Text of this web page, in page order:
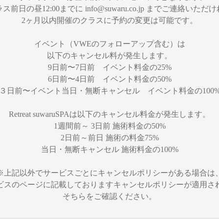
ス前日の昼12:00までに info@suwaru.co.jp までご連絡いただけ
2ヶ月以内開催のクラスに予約の変更は可能です。
イベント（VWEのフォローアップ含む）は
以下のキャンセル料が発生します。
9日前〜7日前 イベント料金の25%
6日前〜4日前 イベント料金の50%
３日前〜イベント当日・無断キャンセル イベント料金の
Retreat suwaruSPAは以下のキャンセル料金が発生します。
1週間前～ 3日前 施術料金の50%
2日前～前日 施術の料金75%
当日・無断キャンセル 施術料金の100%
上記以外でサービスごとにキャンセルポリシーがある場合は、
スのページに記載しておりますキャンセルポリシーが適用さ
そちらをご確認ください。